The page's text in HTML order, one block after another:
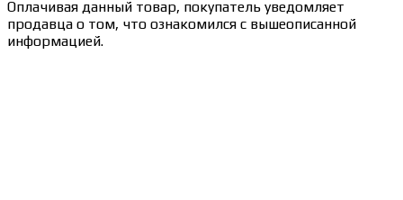
Оплачивая данный товар, покупатель уведомляет
продавца о том, что ознакомился с вышеописанной
информацией.